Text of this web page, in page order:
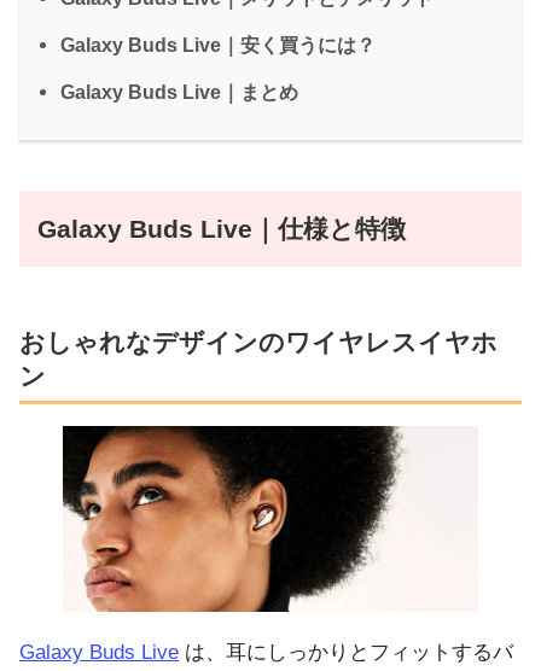
Galaxy Buds Live｜安く買うには？
Galaxy Buds Live｜まとめ
Galaxy Buds Live｜仕様と特徴
おしゃれなデザインのワイヤレスイヤホ
ン
Galaxy Buds Live は、耳にしっかりとフィットするバ